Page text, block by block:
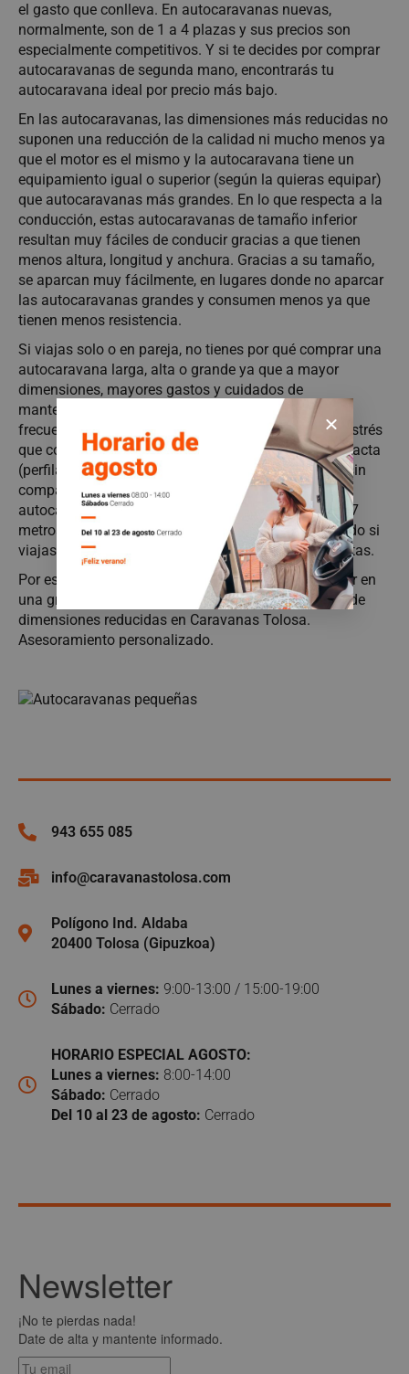
el gasto que conlleva. En autocaravanas nuevas,
normalmente, son de 1 a 4 plazas y sus precios son
especialmente competitivos. Y si te decides por comprar
autocaravanas de segunda mano, encontrarás tu
autocaravana ideal por precio más bajo.
En las autocaravanas, las dimensiones más reducidas no
suponen una reducción de la calidad ni mucho menos ya
que el motor es el mismo y la autocaravana tiene un
equipamiento igual o superior (según la quieras equipar)
que autocaravanas más grandes. En lo que respecta a la
conducción, estas autocaravanas de tamaño inferior
resultan muy fáciles de conducir gracias a que tienen
menos altura, longitud y anchura. Gracias a su tamaño,
se aparcan muy fácilmente, en lugares donde no aparcar
las autocaravanas grandes y consumen menos ya que
tienen menos resistencia.
Si viajas solo o en pareja, no tienes por qué comprar una
autocaravana larga, alta o grande ya que a mayor
dimensiones, mayores gastos y cuidados de
mantenimiento. Y quienes viajan en autocaravana
frecuentemente quieren evitar preocupaciones y el estrés
que conlleva. En este caso, una autocaravana compacta
(perfilada y/o semi-integral) es la mejor alternativa sin
comparaciones. Aunque, actualmente, existen
autocaravanas capuchinas e integrales inferiores a 7
metros de largo con el espacio muy bien aprovechado si
viajas con niños pequeños o incluso con tus mascotas.
Por eso, si quieres ahorrar pero aun así quieres viajar en
una gran autocaravana, compra una autocaravana de
dimensiones reducidas en Caravanas Tolosa.
Asesoramiento personalizado.
943 655 085
info@caravanastolosa.com
Polígono Ind. Aldaba
20400 Tolosa (Gipuzkoa)
Lunes a viernes: 9:00-13:00 / 15:00-19:00
Sábado: Cerrado
HORARIO ESPECIAL AGOSTO:
Lunes a viernes: 8:00-14:00
Sábado: Cerrado
Del 10 al 23 de agosto: Cerrado
Newsletter
¡No te pierdas nada!
Date de alta y mantente informado.